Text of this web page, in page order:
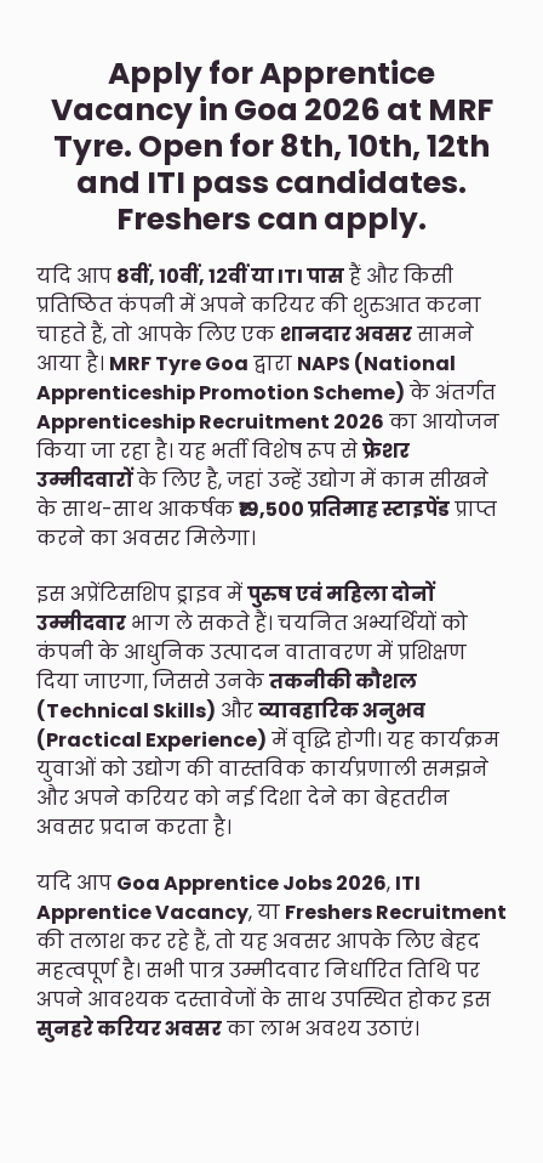
Apply for Apprentice
Vacancy in Goa 2026 at MRF
Tyre. Open for 8th, 10th, 12th
and ITI pass candidates.
Freshers can apply.
यदि आप 8वीं, 10वीं, 12वीं या ITI पासहैं और किसी
प्रतिष्ठित कंपनी में अपने करियर की शुरुआत करना
चाहते हैं, तो आपके लिए एक शानदार अवसरसामने
आया है। MRF Tyre Goa द्वारा NAPS (National
Apprenticeship Promotion Scheme) के अंतर्गत
Apprenticeship Recruitment 2026 का आयोजन
किया जा रहा है। यह भर्ती विशेष रूप सेफ्रेशर
उम्मीदवारोंके लिए है, जहां उन्हें उद्योग में काम सीखने
के साथ-साथ आकर्षक₹19,500 प्रतिमाह स्टाइपेंडप्राप्त
करने का अवसर मिलेगा।
इस अप्रेंटिसशिप ड्राइव मेंपुरुष एवं महिला दोनों
उम्मीदवार भाग ले सकते हैं। चयनित अभ्यर्थियों को
कंपनी के आधुनिक उत्पादन वातावरण में प्रशिक्षण
दिया जाएगा, जिससे उनकेतकनीकी कौशल
(Technical Skills) औरव्यावहारिक अनुभव
(Practical Experience) में वृद्धि होगी। यह कार्यक्रम
युवाओं को उद्योग की वास्तविक कार्यप्रणाली समझने
और अपने करियर को नई दिशा देने का बेहतरीन
अवसर प्रदान करता है।
यदि आप Goa Apprentice Jobs 2026, ITI
Apprentice Vacancy, या Freshers Recruitment
की तलाश कर रहे हैं, तो यह अवसर आपके लिए बेहद
महत्वपूर्ण है। सभी पात्र उम्मीदवार निर्धारित तिथि पर
अपने आवश्यक दस्तावेजों के साथ उपस्थित होकर इस
सुनहरे करियर अवसरका लाभ अवश्य उठाएं।